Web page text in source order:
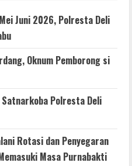
Juni 2026, Polresta Deli
Oknum Pemborong si
Satnarkoba Polresta Deli
Rotasi dan Penyegaran
Masa Purnabakti